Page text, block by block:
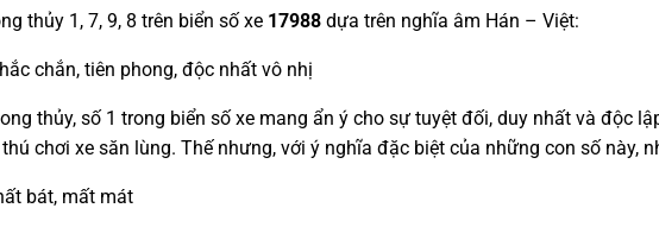
thủy 1, 7, 9, 8 trên biển số xe 17988 dựa trên nghĩa âm Hán – Việt:
chắn, tiên phong, độc nhất vô nhị
thủy, số 1 trong biển số xe mang ẩn ý cho sự tuyệt đối, duy nhất và độc
chơi xe săn lùng. Thế nhưng, với ý nghĩa đặc biệt của những con số này,
bát, mất mát